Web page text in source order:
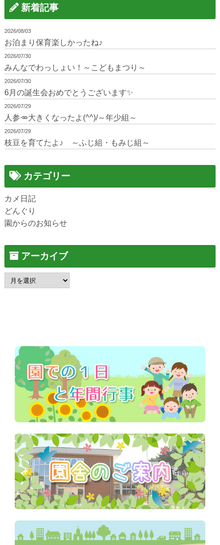
新着記事
2026/08/03
お泊まり保育楽しかったね♪
2026/07/30
みんなでわっしょい！～こどもまつり～
2026/07/30
6月の誕生会おめでとうございます✨
2026/07/29
人参🥕大きくなったよ(^^)/～年少組～
2026/07/29
枝豆を育てたよ♪ ～ふじ組・もみじ組～
カテゴリー
カメ日記
どんぐり
園からのお知らせ
アーカイブ